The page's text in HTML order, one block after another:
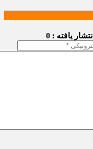
انتشار یافته : 0